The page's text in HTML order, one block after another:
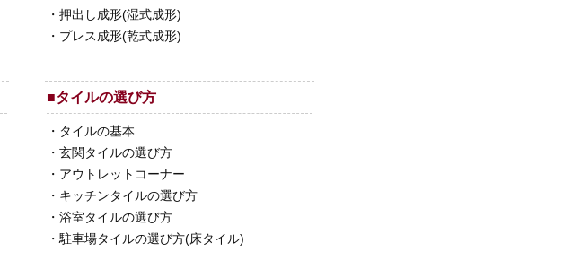
・ 押出し成形(湿式成形)
・ プレス成形(乾式成形)
■タイルの選び方
・ タイルの基本
・ 玄関タイルの選び方
・ アウトレットコーナー
・ キッチンタイルの選び方
・ 浴室タイルの選び方
・ 駐車場タイルの選び方(床タイル)